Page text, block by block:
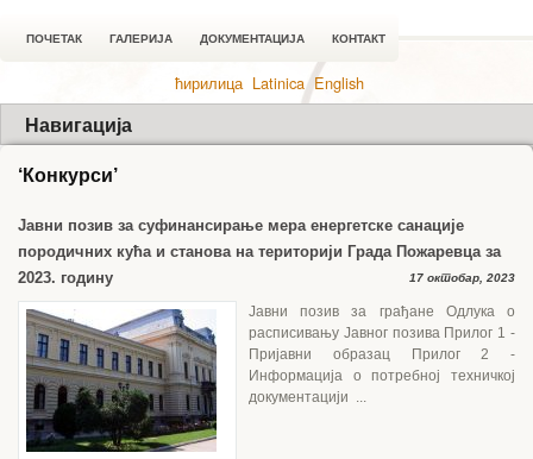
ПОЧЕТАК ГАЛЕРИЈА ДОКУМЕНТАЦИЈА КОНТАКТ
ћирилица Latinica English
Навигација
‘Конкурси’
Јавни позив за суфинансирање мера енергетске санације
породичних кућа и станова на територији Града Пожаревца за
2023. годину
17 октобар, 2023
Јавни позив за грађане Одлука о
расписивању Јавног позива Прилог 1 -
Пријавни образац Прилог 2 -
Информација о потребној техничкој
документацији ...